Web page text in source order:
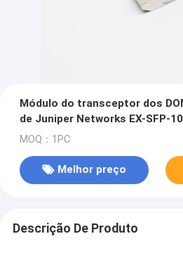
Módulo do transceptor dos
de Juniper Networks EX-SFP-
40km
MOQ：1PC
Melhor preço
Descrição De Produto